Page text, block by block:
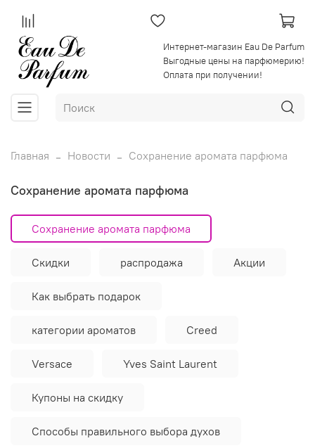
Интернет-магазин Eau De Parfum
Выгодные цены на парфюмерию!
Оплата при получении!
Главная Новости Сохранение аромата парфюма
Сохранение аромата парфюма
Сохранение аромата парфюма
Скидки распродажа Акции
Как выбрать подарок
категории ароматов Creed
Versace Yves Saint Laurent
Купоны на скидку
Способы правильного выбора духов